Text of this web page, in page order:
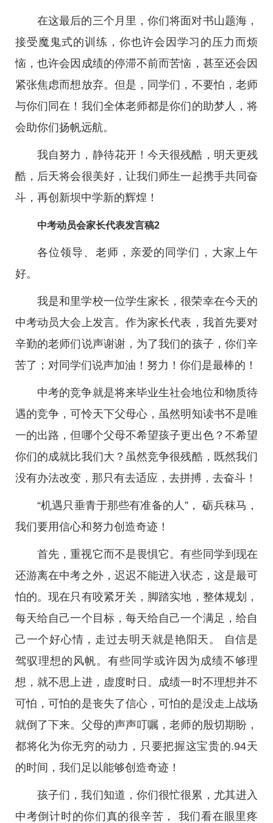
在这最后的三个月里，你们将面对书山题海，
接受魔鬼式的训练，你也许会因学习的压力而烦
恼，也许会因成绩的停滞不前而苦恼，甚至还会因
紧张焦虑而想放弃。但是，同学们，不要怕，老师
与你们同在！我们全体老师都是你们的助梦人，将
会助你们扬帆远航。
我自努力，静待花开！今天很残酷，明天更残
酷，后天将会很美好，让我们师生一起携手共同奋
斗，再创新坝中学新的辉煌！
中考动员会家长代表发言稿2
各位领导、老师，亲爱的同学们，大家上午
好。
我是和里学校一位学生家长，很荣幸在今天的
中考动员大会上发言。作为家长代表，我首先要对
辛勤的老师们说声谢谢，为了我们的孩子，你们辛
苦了；对同学们说声加油！努力！你们是最棒的！
中考的竞争就是将来毕业生社会地位和物质待
遇的竞争，可怜天下父母心，虽然明知读书不是唯
一的出路，但哪个父母不希望孩子更出色？不希望
你们的成就比我们大？虽然竞争很残酷，既然我们
没有办法改变，那只有去适应，去拼搏，去奋斗！
“机遇只垂青于那些有准备的人”， 砺兵秣马，
我们要用信心和努力创造奇迹！
首先，重视它而不是畏惧它。有些同学到现在
还游离在中考之外，迟迟不能进入状态，这是最可
怕的。现在只有咬紧牙关，脚踏实地，整体规划，
每天给自己一个目标，每天给自己一个满足，给自
己一个好心情，走过去明天就是艳阳天。 自信是
驾驭理想的风帆。有些同学或许因为成绩不够理
想，就不思上进，虚度时日。成绩一时不理想并不
可怕，可怕的是丧失了信心，可怕的是没走上战场
就倒了下来。父母的声声叮嘱，老师的殷切期盼，
都将化为你无穷的动力，只要把握这宝贵的.94天
的时间，我们足以能够创造奇迹！
孩子们，我们知道，你们很忙很累，尤其进入
中考倒计时的你们真的很辛苦， 我们看在眼里疼